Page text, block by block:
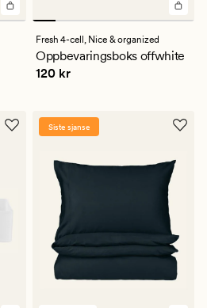
Fresh 4-cell, Nice & organized
Oppbevaringsboks offwhite
Pris 120 kr
120 kr
Siste sjanse